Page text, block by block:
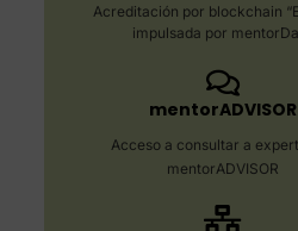
Acreditación por blockchain
impulsada por
mentorADVISOR
Acceso a consultar a
mentorADVISOR